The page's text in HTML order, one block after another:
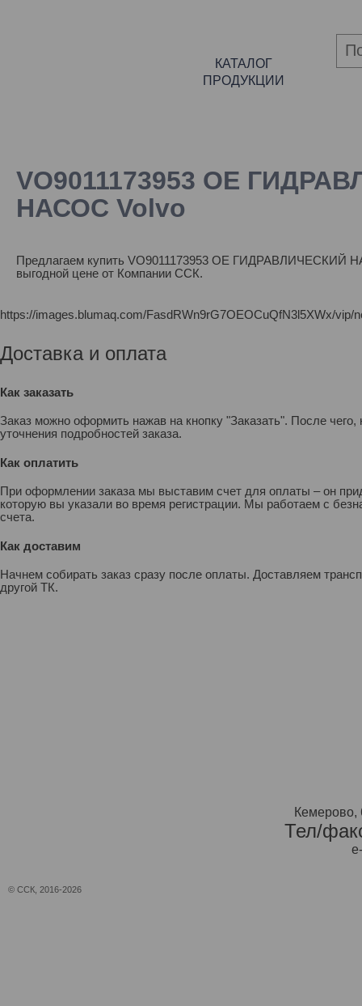
КАТАЛОГ
ПРОДУКЦИИ
VO9011173953 OE
НАСОС Volvo
Предлагаем купить VO9011173953 OE ГИДРАВЛИЧЕСКИЙ
выгодной цене от Компании ССК.
https://images.blumaq.com/FasdRWn9rG7OEOCuQfN3l5XWx/vip/
Доставка и оплата
Как заказать
Заказ можно оформить нажав на кнопку "Заказать". После
уточнения подробностей заказа.
Как оплатить
При оформлении заказа мы выставим счет для оплаты – он
которую вы указали во время регистрации. Мы работаем с
счета.
Как доставим
Начнем собирать заказ сразу после оплаты. Доставляем
другой ТК.
Кемерово,
Тел/
© ССК, 2016-2026